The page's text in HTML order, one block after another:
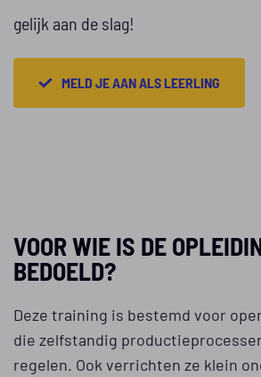
gelijk aan de slag!
MELD JE AAN ALS LEERLING
VOOR WIE IS DE
BEDOELD?
Deze training is bestemd voor
die zelfstandig
regelen. Ook verrichten ze klein